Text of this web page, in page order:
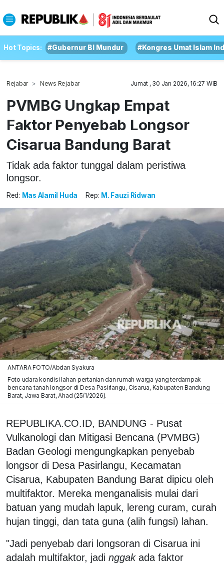
Hot Topics: #Gubernur BI Mundur #Kongres Umat Islam
Rejabar News Rejabar Jumat , 30 Jan 2026, 16:27 WIB
PVMBG Ungkap Empat
Faktor Penyebab Longsor
Cisarua Bandung Barat
Tidak ada faktor tunggal dalam peristiwa
longsor.
Red: Mas Alamil Huda Rep: M. Fauzi Ridwan
ANTARA FOTO/Abdan Syakura
Foto udara kondisi lahan pertanian dan rumah warga yang terdampak
bencana tanah longsor di Desa Pasirlangu, Cisarua, Kabupaten Bandung
Barat, Jawa Barat, Ahad (25/1/2026).
REPUBLIKA.CO.ID, BANDUNG - Pusat
Vulkanologi dan Mitigasi Bencana (PVMBG)
Badan Geologi mengungkapkan penyebab
longsor di Desa Pasirlangu, Kecamatan
Cisarua, Kabupaten Bandung Barat dipicu oleh
multifaktor. Mereka menganalisis mulai dari
batuan yang mudah lapuk, lereng curam, curah
hujan tinggi, dan tata guna (alih fungsi) lahan.
"Jadi penyebab dari longsoran di Cisarua ini
adalah multifaktor, jadi nggakada faktor